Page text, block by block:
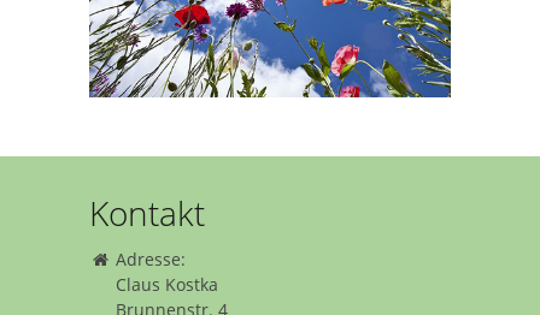
Kontakt
Adresse:
Claus Kostka
Brunnenstr. 4